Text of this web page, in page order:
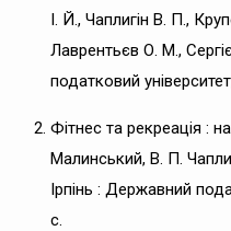
І. Й., Чаплигін В. П.,
Лаврентьєв О. М.,
податковий
Фітнес та рекреація :
Малинський, В. П.
Ірпінь : Державний
с.